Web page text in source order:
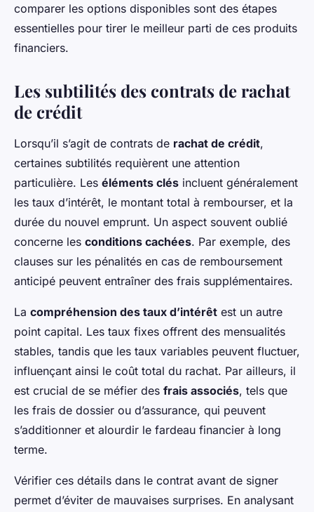
comparer les options disponibles sont des étapes
essentielles pour tirer le meilleur parti de ces produits
financiers.
Les subtilités des contrats de rachat
de crédit
Lorsqu’il s’agit de contrats de rachat de crédit,
certaines subtilités requièrent une attention
particulière. Les éléments clés incluent généralement
les taux d’intérêt, le montant total à rembourser, et la
durée du nouvel emprunt. Un aspect souvent oublié
concerne les conditions cachées. Par exemple, des
clauses sur les pénalités en cas de remboursement
anticipé peuvent entraîner des frais supplémentaires.
La compréhension des taux d’intérêt est un autre
point capital. Les taux fixes offrent des mensualités
stables, tandis que les taux variables peuvent fluctuer,
influençant ainsi le coût total du rachat. Par ailleurs, il
est crucial de se méfier des frais associés, tels que
les frais de dossier ou d’assurance, qui peuvent
s’additionner et alourdir le fardeau financier à long
terme.
Vérifier ces détails dans le contrat avant de signer
permet d’éviter de mauvaises surprises. En analysant